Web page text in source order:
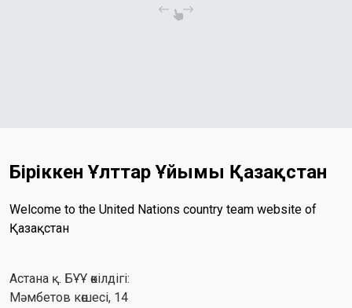
Біріккен Ұлттар Ұйымы Қазақстан
Welcome to the United Nations country team website of
Қазақстан
Астана қ. БҰҰ өкілдігі:
Мәмбетов көшесі, 14